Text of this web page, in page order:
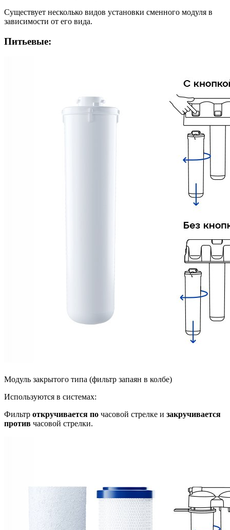
Существует несколько видов установки сменного модуля в
зависимости от его вида.
Питьевые:
Модуль закрытого типа (фильтр запаян в колбе)
Используются в системах:
Фильтр откручивается по часовой стрелке и закручивается
против часовой стрелки.